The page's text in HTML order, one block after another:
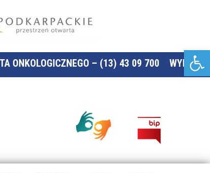
Otwórz pasek narzędzi
ONKOLOGICZNEGO – (13) 43 09 700 WYNIKI-